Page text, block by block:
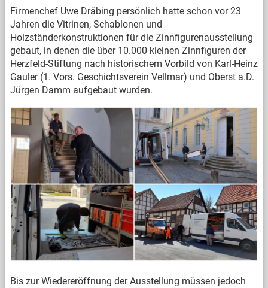
Firmenchef Uwe Dräbing persönlich hatte schon vor 23
Jahren die Vitrinen, Schablonen und
Holzständerkonstruktionen für die Zinnfigurenausstellung
gebaut, in denen die über 10.000 kleinen Zinnfiguren der
Herzfeld-Stiftung nach historischem Vorbild von Karl-Heinz
Gauler (1. Vors. Geschichtsverein Vellmar) und Oberst a.D.
Jürgen Damm aufgebaut wurden.
Bis zur Wiedereröffnung der Ausstellung müssen jedoch